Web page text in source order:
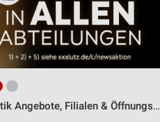
Filialen & Öffnungszeiten